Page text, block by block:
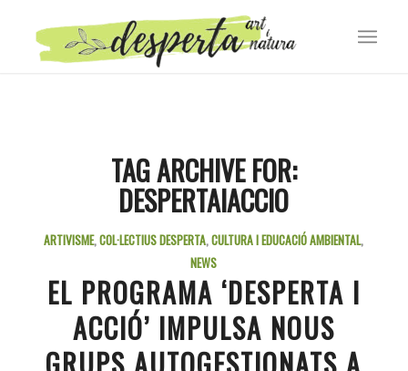
TAG ARCHIVE FOR:
DESPERTAIACCIO
ARTIVISME,COL·LECTIUS DESPERTA,CULTURA I EDUCACIÓ AMBIENTAL,
NEWS
EL PROGRAMA ‘DESPERTA I
ACCIÓ’ IMPULSA NOUS